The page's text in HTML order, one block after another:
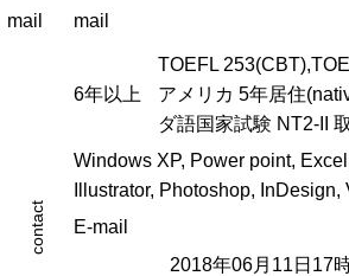
mail
mail
6年以上
TOEFL
アメリカ 5年居住
ダ語国家試験 NT2-II
Windows XP, Power point,
Illustrator, Photoshop, InDesign,
contact
E-mail
2018年06月11日17